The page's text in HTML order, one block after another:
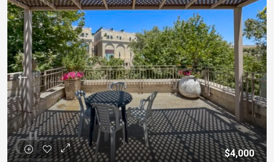
$4,000